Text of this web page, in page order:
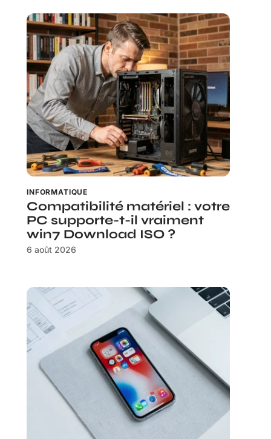
INFORMATIQUE
Compatibilité matériel : votre
PC supporte-t-il vraiment
win7 Download ISO ?
6 août 2026